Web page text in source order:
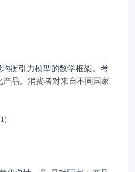
衡引力模型的数学框架。考
品。消费者对来自不同国家
\beta_i^{1/
1)